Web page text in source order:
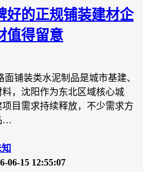
好的正规铺装建材企
值得留意
铺装类水泥制品是城市基建、
，沈阳作为东北区域核心城
目需求持续释放，不少需求方
…
06-15 12:55:07